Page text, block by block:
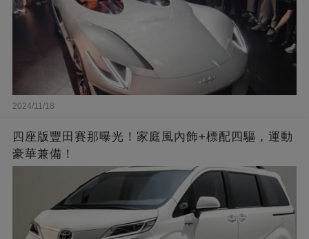
2024/11/18
四座版豐田賽那曝光！家庭風內飾+標配四驅，運動
豪華兼備！